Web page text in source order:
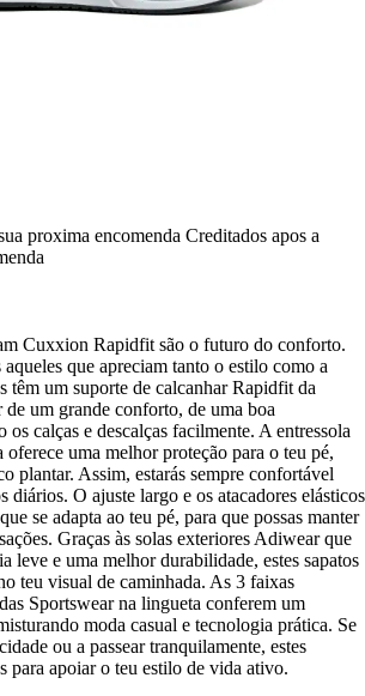
proxima encomenda Creditados apos a
Cuxxion Rapidfit são o futuro do conforto.
que apreciam tanto o estilo como a
têm um suporte de calcanhar Rapidfit da
de um grande conforto, de uma boa
os calças e descalças facilmente. A entressola
uma melhor proteção para o teu pé,
plantar. Assim, estarás sempre confortável
diários. O ajuste largo e os atacadores elásticos
se adapta ao teu pé, para que possas manter
Graças às solas exteriores Adiwear que
leve e uma melhor durabilidade, estes sapatos
teu visual de caminhada. As 3 faixas
Sportswear na lingueta conferem um
moda casual e tecnologia prática. Se
ou a passear tranquilamente, estes
para apoiar o teu estilo de vida ativo.